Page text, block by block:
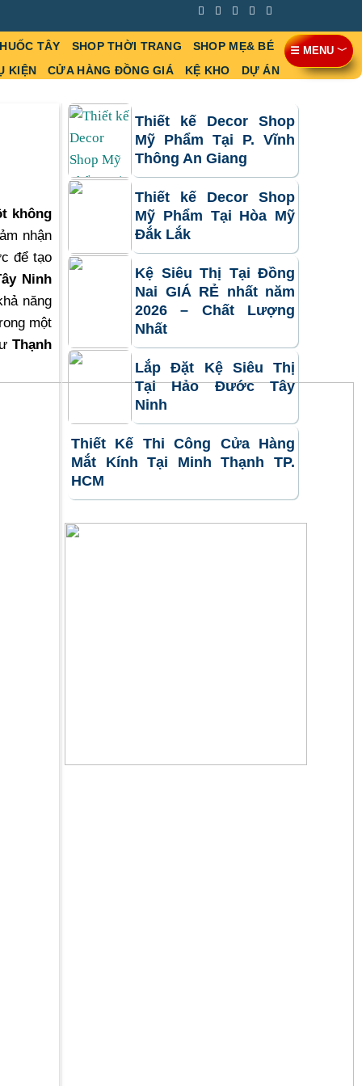
TÂY SHOP THỜI TRANG
SHOP MẸ& BÉ
KIỆN
CỬA HÀNG ĐỒNG GIÁ KỆ KHO DỰ ÁN
không
nhận
để tạo
Ninh
năng
một
Thạnh
Thiết kế Decor Shop
Mỹ Phẩm Tại P. Vĩnh
Thông An Giang
Thiết kế Decor Shop
Mỹ Phẩm Tại Hòa Mỹ
Đắk Lắk
Kệ Siêu Thị Tại Đồng
Nai GIÁ RẺ nhất năm
2026 – Chất Lượng
Nhất
Lắp Đặt Kệ Siêu Thị
Tại Hảo Đước Tây
Ninh
Thiết Kế Thi Công Cửa Hàng
Mắt Kính Tại Minh Thạnh TP.
HCM
☰ MENU ﹀